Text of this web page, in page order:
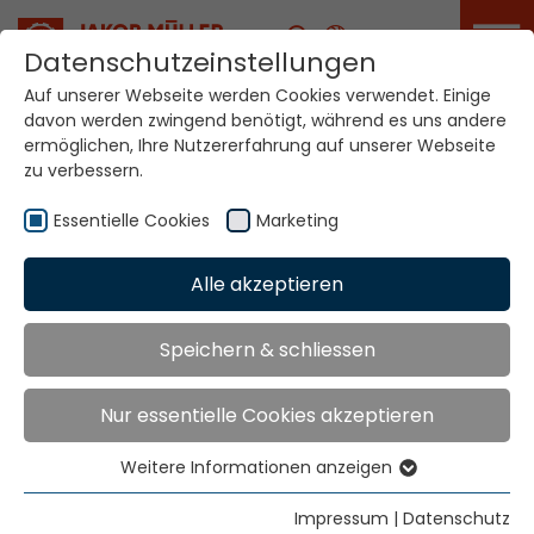
Karriere
Etikettenproduktionssysteme
Datenschutzeinstellungen
Auf unserer Webseite werden Cookies verwendet. Einige
davon werden zwingend benötigt, während es uns andere
ermöglichen, Ihre Nutzererfahrung auf unserer Webseite
zu verbessern.
Essentielle Cookies Marketing
Alle akzeptieren
Speichern & schliessen
Nur essentielle Cookies akzeptieren
Essentielle Cookies
Essentielle Cookies werden für grundlegende
Weitere Informationen anzeigen
Impressum | Datenschutz